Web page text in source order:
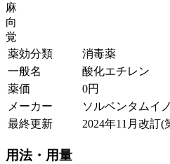
麻
向
覚
薬効分類
消毒薬
一般名
酸化エチレン
薬価
0円
メーカー
ソルベンタムイ
最終更新
2024年11月改訂(
用法・用量